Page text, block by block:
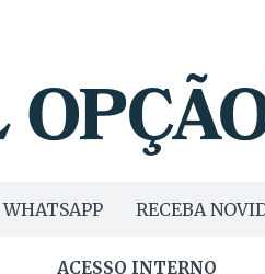
RECEBA
ACESSO INTERNO